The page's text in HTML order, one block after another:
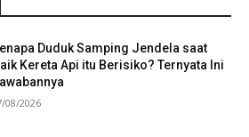
Duduk Samping Jendela saat
Kereta Api itu Berisiko? Ternyata Ini
08/2026